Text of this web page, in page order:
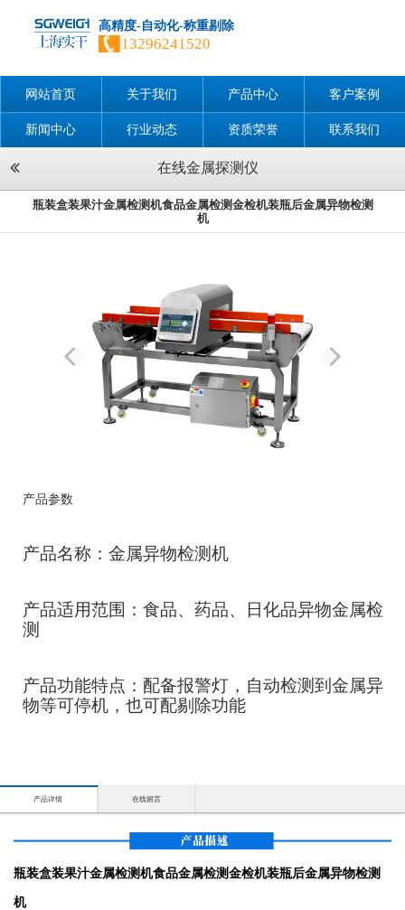
高精度-自动化-称重剔除
13296241520
网站首页 关于我们 产品中心 客户案例
新闻中心 行业动态 资质荣誉 联系我们
在线金属探测仪
瓶装盒装果汁金属检测机食品金属检测金检机装瓶后金属异物检测
机
产品参数
产品名称：金属异物检测机
产品适用范围：食品、药品、日化品异物金属检
测
产品功能特点：配备报警灯，自动检测到金属异
物等可停机，也可配剔除功能
产品详情 在线留言
瓶装盒装果汁金属检测机食品金属检测金检机装瓶后金属异物检测
机